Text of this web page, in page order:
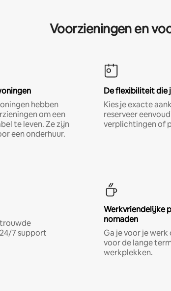
Voorzieningen en
hebben
om een
te leven. Ze zijn
een onderhuur.
De flexibiliteit die
Kies je exacte
reserveer
verplichtingen of
7 support
Werkvriendelijke
nomaden
Ga je voor je
voor de lange
werkplekken.